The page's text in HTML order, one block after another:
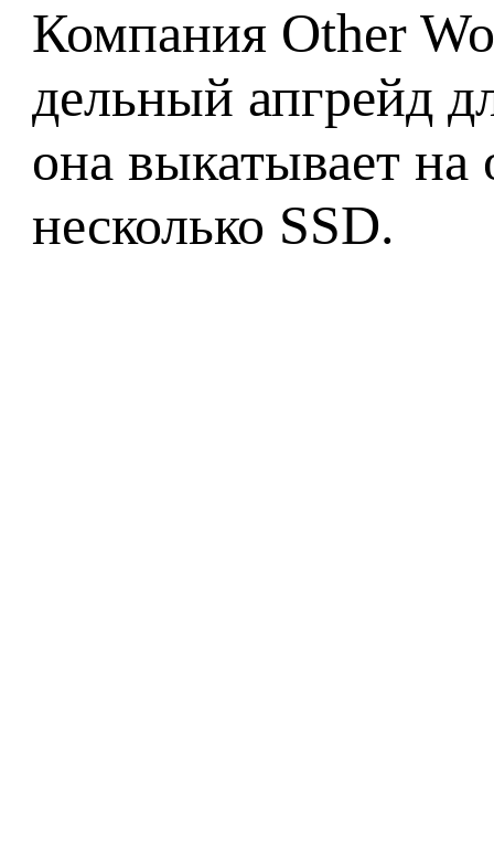
Компания Other
дельный апгрейд
она выкатывает
несколько SSD.